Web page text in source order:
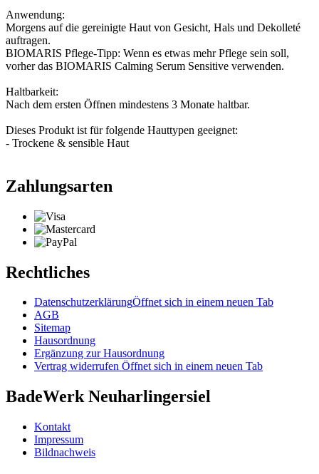
Anwendung:
Morgens auf die gereinigte Haut von Gesicht, Hals und Dekolleté
auftragen.
BIOMARIS Pflege-Tipp: Wenn es etwas mehr Pflege sein soll,
vorher das BIOMARIS Calming Serum Sensitive verwenden.
Haltbarkeit:
Nach dem ersten Öffnen mindestens 3 Monate haltbar.
Dieses Produkt ist für folgende Hauttypen geeignet:
- Trockene & sensible Haut
Zahlungsarten
Rechtliches
DatenschutzerklärungÖffnet sich in einem neuen Tab
AGB
Sitemap
Hausordnung
Ergänzung zur Hausordnung
Vertrag widerrufen Öffnet sich in einem neuen Tab
BadeWerk Neuharlingersiel
Kontakt
Impressum
Bildnachweis